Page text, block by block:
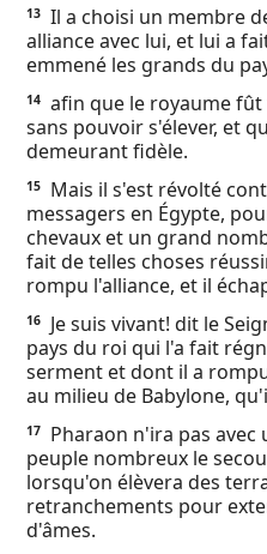
13 Il a choisi un membre
alliance avec lui, et lui a
emmené les grands du
14 afin que le royaume
sans pouvoir s'élever, et
demeurant fidèle.
15
Mais il s'est révolté
messagers en Égypte,
chevaux et un grand
fait de telles choses
rompu l'alliance, et il
16
Je suis vivant! dit le
pays du roi qui l'a fait
serment et dont il a
au milieu de Babylone,
17
Pharaon n'ira pas
peuple nombreux le
lorsqu'on élèvera des
retranchements pour
d'âmes.